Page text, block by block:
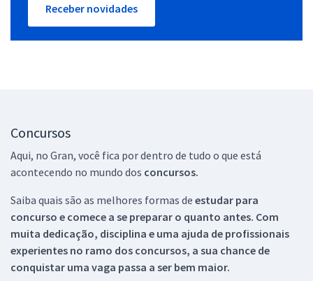
Receber novidades
Concursos
Aqui, no Gran, você fica por dentro de tudo o que está
acontecendo no mundo dos concursos.
Saiba quais são as melhores formas de estudar para
concurso e comece a se preparar o quanto antes. Com
muita dedicação, disciplina e uma ajuda de profissionais
experientes no ramo dos concursos, a sua chance de
conquistar uma vaga passa a ser bem maior.